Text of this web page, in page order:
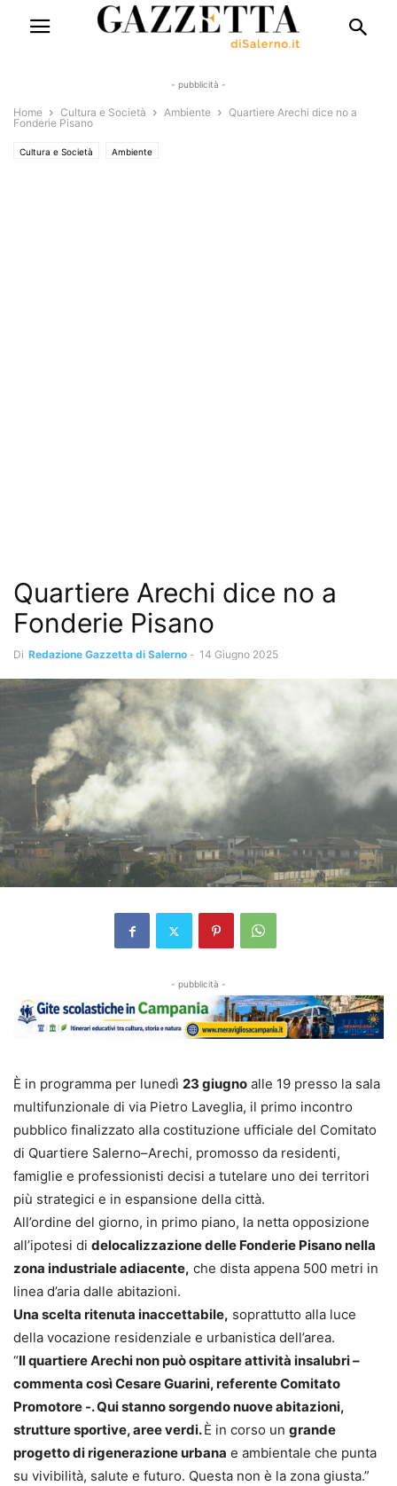
- pubblicità -
Home Cultura e Società Ambiente
Quartiere Arechi dice no a
Fonderie Pisano
Cultura e Società Ambiente
Quartiere Arechi dice no a
Fonderie Pisano
Di Redazione Gazzetta di Salerno - 14 Giugno 2025
- pubblicità -
È in programma per lunedì 23 giugno alle 19 presso la sala
multifunzionale di via Pietro Laveglia, il primo incontro
pubblico finalizzato alla costituzione ufficiale del Comitato
di Quartiere Salerno–Arechi, promosso da residenti,
famiglie e professionisti decisi a tutelare uno dei territori
più strategici e in espansione della città.
All’ordine del giorno, in primo piano, la netta opposizione
all’ipotesi di delocalizzazione delle Fonderie Pisano nella
zona industriale adiacente, che dista appena 500 metri in
linea d’aria dalle abitazioni.
Una scelta ritenuta inaccettabile, soprattutto alla luce
della vocazione residenziale e urbanistica dell’area.
“Il quartiere Arechi non può ospitare attività insalubri –
commenta così Cesare Guarini, referente Comitato
Promotore -. Qui stanno sorgendo nuove abitazioni,
strutture sportive, aree verdi.È in corso un grande
progetto di rigenerazione urbana e ambientale che punta
su vivibilità, salute e futuro. Questa non è la zona giusta.”